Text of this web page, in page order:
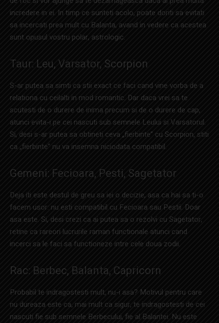
incredere in ei. In timp ce sunteti acolo, poate doriti sa evitati
sa incercati prea mult cu Balanta, avand in vedere ca acestea
sunt opusul vostru polar, astrologic.
Taur: Leu, Varsator, Scorpion
S-ar putea sa simti ca stii exact ce faci cand vine vorba de a
relationa cu ceilalti in mod romantic. Dar daca vrei sa te
scutesti de o durere de inima precum si de o durere de cap,
atunci evita-i pe cei nascuti sub semnele Leului si Varsatorul.
Si, desi s-ar putea sa obtineti ceva „fierbinte” cu Scorpion, stiti
ca „fierbinte” nu va insemna niciodata compatibil.
Gemeni: Fecioara, Pesti, Sagetator
Deja iti este destul de greu sa iei o decizie, asa ca hai sa ti-o
facem usor: nu esti compatibil cu Fecioara sau Pestii. Doar
asa este. Si, desi crezi ca ai putea sa o rezolvi cu Sagetator,
retine ca rareori lucrurile raman functionale atunci cand
incerci sa le faci sa functioneze intre cele doua zodii.
Rac: Berbec, Balanta, Capricorn
Probabil te indragostesti mult, nu-i asa? Motivul pentru care
nu dureaza este ca, mai mult ca sigur, te indragostesti de cei
nascuti fie sub semnele Berbecului, fie al Balantei. Nu este